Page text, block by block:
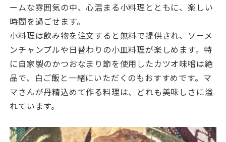
ームな雰囲気の中、心温まる小料理とともに、楽しい
時間を過ごせます。
小料理は飲み物を注文すると無料で提供され、ソーメ
ンチャンプルや日替わりの小皿料理が楽しめます。特
に自家製のかつおなまり節を使用したカツオ味噌は絶
品で、白ご飯と一緒にいただくのもおすすめです。マ
マさんが丹精込めて作る料理は、どれも美味しさに溢
れています。